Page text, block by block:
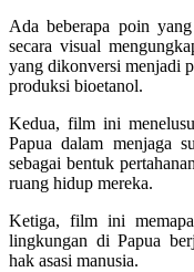
Ada beberapa poin
secara visual
yang dikonversi menjadi
produksi bioetanol.
Kedua, film ini
Papua dalam menjaga
sebagai bentuk
ruang hidup mereka.
Ketiga, film ini
lingkungan di Papua
hak asasi manusia.